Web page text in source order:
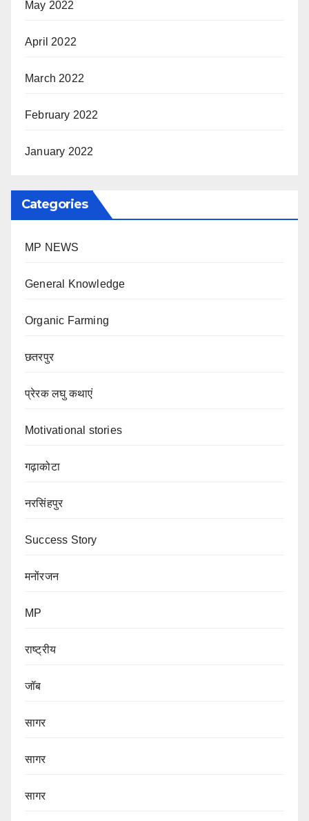
May 2022
April 2022
March 2022
February 2022
January 2022
Categories
MP NEWS
General Knowledge
Organic Farming
छतरपुर
प्रेरक लघु कथाएं
Motivational stories
गढ़ाकोटा
नरसिंहपुर
Success Story
मनोंरजन
MP
राष्ट्रीय
जॉब
सागर
सागर
सागर